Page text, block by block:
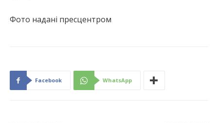
Фото надані пресцентром
Facebook WhatsApp